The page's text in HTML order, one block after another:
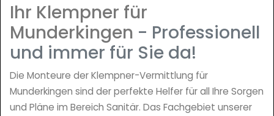
Ihr Klempner für
Munderkingen - Professionell
und immer für Sie da!
Die Monteure der Klempner-Vermittlung für
Munderkingen sind der perfekte Helfer für all Ihre Sorgen
und Pläne im Bereich Sanitär. Das Fachgebiet unserer